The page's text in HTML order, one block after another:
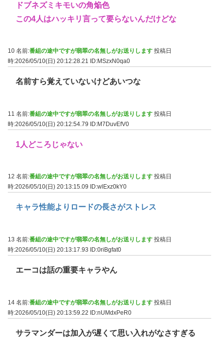
ドブネズミキモいの角焔色
この4人はハッキリ言って要らないんだけどな
10 名前:番組の途中ですが翡翠の名無しがお送りします 投稿日
時:2026/05/10(日) 20:12:28.21
ID:MSzxN0qa0
名前すら覚えていないけどあいつな
11 名前:番組の途中ですが翡翠の名無しがお送りします 投稿日
時:2026/05/10(日) 20:12:54.79 ID:M7DuvEfV0
1人どころじゃない
12 名前:番組の途中ですが翡翠の名無しがお送りします 投稿日
時:2026/05/10(日) 20:13:15.09
ID:wlExz0kY0
キャラ性能よりロードの長さがストレス
13 名前:番組の途中ですが翡翠の名無しがお送りします 投稿日
時:2026/05/10(日) 20:13:17.93
ID:0riBgfat0
エーコは話の重要キャラやん
14 名前:番組の途中ですが翡翠の名無しがお送りします 投稿日
時:2026/05/10(日) 20:13:59.22 ID:nUMdxPeR0
サラマンダーは加入が遅くて思い入れがなさすぎる